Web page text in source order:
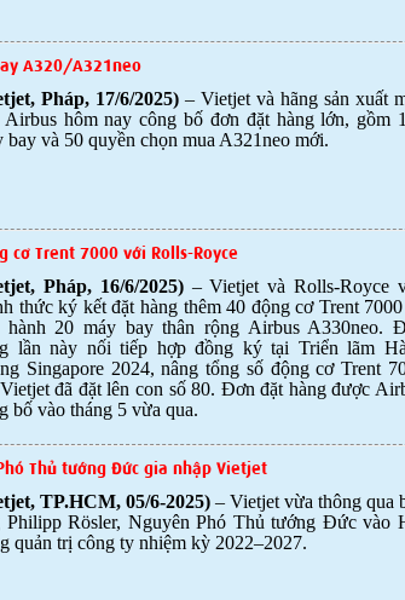
A320/A321neo
Pháp, 17/6/2025) – Vietjet và hãng sản xuất
Airbus hôm nay công bố đơn đặt hàng lớn, gồm
bay và 50 quyền chọn mua A321neo mới.
Trent 7000 với Rolls-Royce
Pháp, 16/6/2025)–Vietjet và Rolls-Royce
thức ký kết đặt hàng thêm 40 động cơ Trent
hành 20 máy bay thân rộng Airbus A330neo.
lần này nối tiếp hợp đồng ký tại Triển lãm
Singapore 2024, nâng tổng số động cơ Trent
đã đặt lên con số 80. Đơn đặt hàng được
bố vào tháng 5 vừa qua.
Thủ tướng Đức gia nhập Vietjet
TP.HCM, 05/6-2025) – Vietjet vừa thông qua
Philipp Rösler, Nguyên Phó Thủ tướng Đức vào
quản trị công ty nhiệm kỳ 2022–2027.